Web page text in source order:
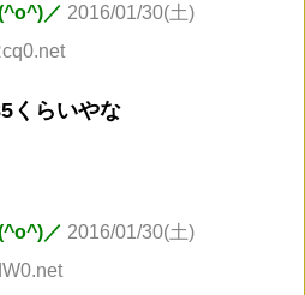
／ 2016/01/30(土)
くらいやな
／ 2016/01/30(土)